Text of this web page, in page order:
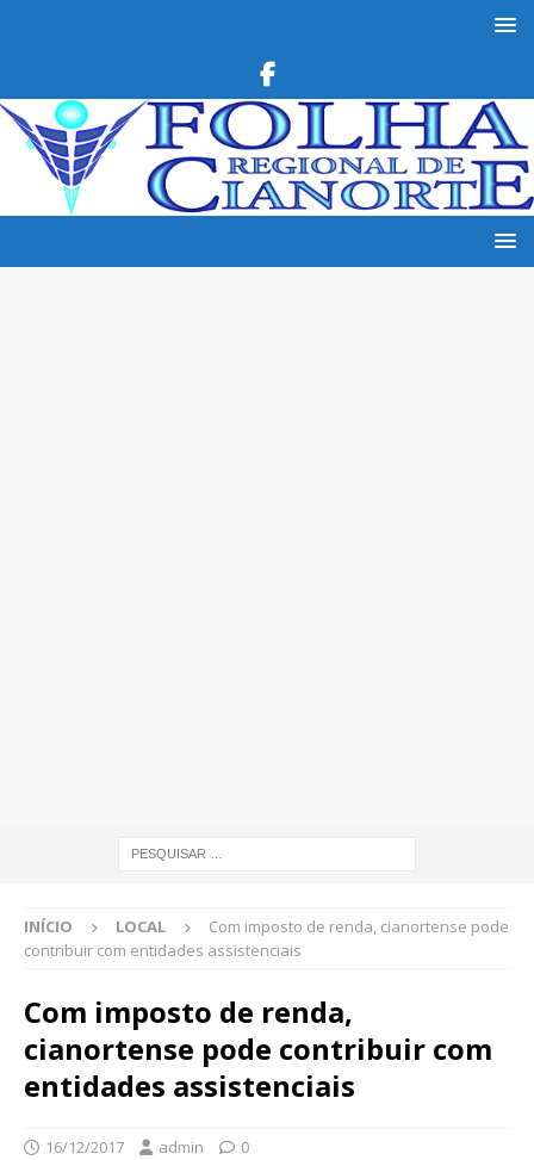
INÍCIO LOCAL
Com imposto de renda, cianortense pode
contribuir com entidades assistenciais
Com imposto de renda,
cianortense pode contribuir com
entidades assistenciais
16/12/2017 admin 0